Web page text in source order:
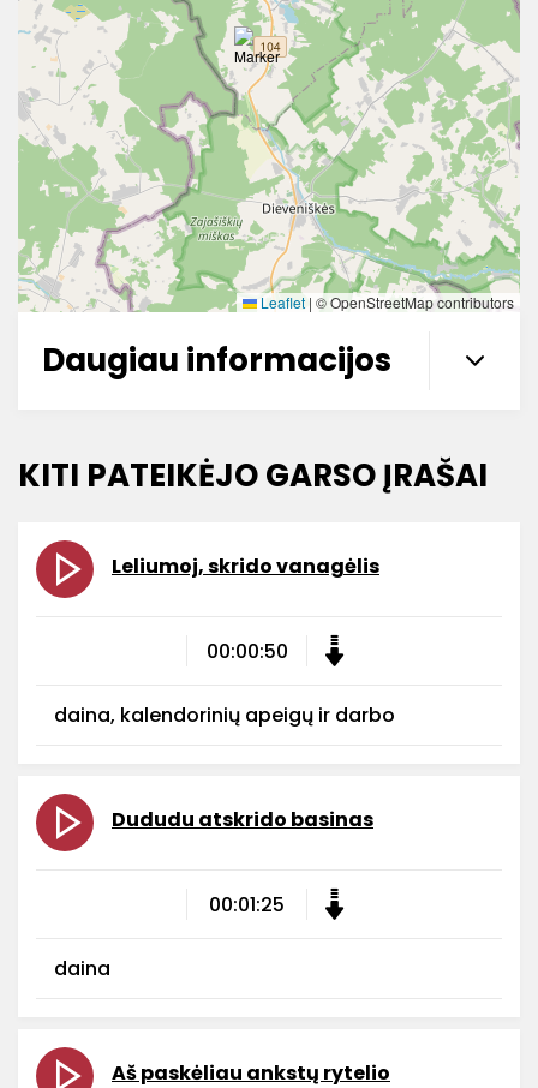
Leaflet | © OpenStreetMap contributors
Daugiau informacijos
KITI PATEIKĖJO GARSO ĮRAŠAI
Leliumoj, skrido vanagėlis
00:00:50
daina, kalendorinių apeigų ir darbo
Dududu atskrido basinas
00:01:25
daina
Aš paskėliau ankstų rytelio